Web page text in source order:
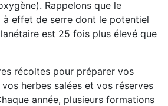
Rappelons que le
à effet de serre dont le potentiel
est 25 fois plus élevé que
récoltes pour préparer vos
herbes salées et vos réserves
année, plusieurs formations